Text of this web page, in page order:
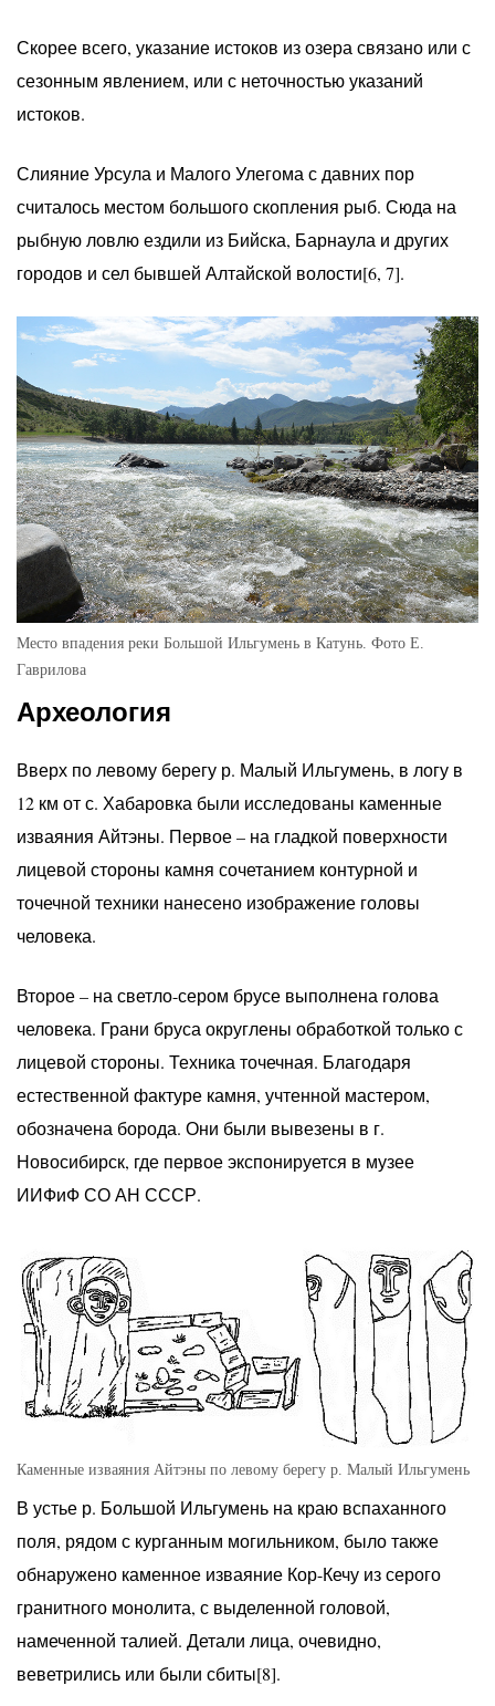
Скорее всего, указание истоков из озера связано или с
сезонным явлением, или с неточностью указаний
истоков.
Слияние Урсула и Малого Улегома с давних пор
считалось местом большого скопления рыб. Сюда на
рыбную ловлю ездили из Бийска, Барнаула и других
городов и сел бывшей Алтайской волости[6, 7].
Место впадения реки Большой Ильгумень в Катунь. Фото Е.
Гаврилова
Археология
Вверх по левому берегу р. Малый Ильгумень, в логу в
12 км от с. Хабаровка были исследованы каменные
изваяния Айтэны. Первое – на гладкой поверхности
лицевой стороны камня сочетанием контурной и
точечной техники нанесено изображение головы
человека.
Второе – на светло-сером брусе выполнена голова
человека. Грани бруса округлены обработкой только с
лицевой стороны. Техника точечная. Благодаря
естественной фактуре камня, учтенной мастером,
обозначена борода. Они были вывезены в г.
Новосибирск, где первое экспонируется в музее
ИИФиФ СО АН СССР.
Каменные изваяния Айтэны по левому берегу р. Малый Ильгумень
В устье р. Большой Ильгумень на краю вспаханного
поля, рядом с курганным могильником, было также
обнаружено каменное изваяние Кор-Кечу из серого
гранитного монолита, с выделенной головой,
намеченной талией. Детали лица, очевидно,
веветрились или были сбиты[8].